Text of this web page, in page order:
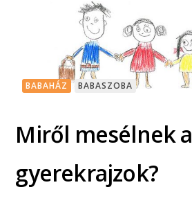
BABAHÁZ BABASZOBA
Miről mesélnek a
gyerekrajzok?